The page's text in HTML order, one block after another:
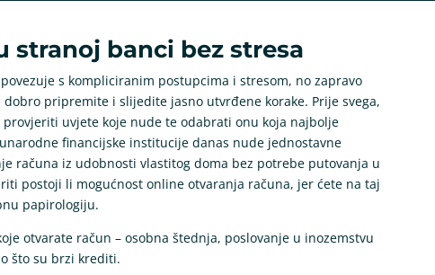
stranoj banci bez stresa
s kompliciranim postupcima i stresom, no zapravo
pripremite i slijedite jasno utvrđene korake. Prije svega,
uvjete koje nude te odabrati onu koja najbolje
financijske institucije danas nude jednostavne
računa iz udobnosti vlastitog doma bez potrebe putovanja u
postoji li mogućnost online otvaranja računa, jer ćete na taj
papirologiju.
otvarate račun – osobna štednja, poslovanje u inozemstvu
što su brzi krediti.